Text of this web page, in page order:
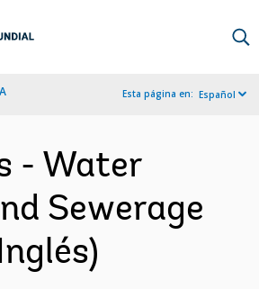
Esta página en: Español
- Water
Sewerage